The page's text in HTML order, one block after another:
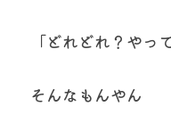
「どれどれ？やっ
そんなもんやん